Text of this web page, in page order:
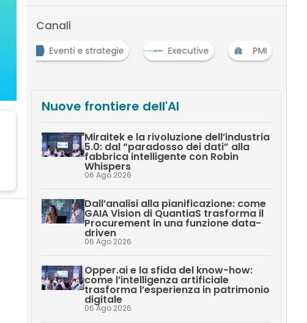
Canali
Eventi e strategie Executive PMI
Nuove frontiere dell'AI
Miraitek e la rivoluzione dell’industria
5.0: dal “paradosso dei dati” alla
fabbrica intelligente con Robin
Whispers
06 Ago 2026
Dall’analisi alla pianificazione: come
GAIA Vision di QuantiaS trasforma il
Procurement in una funzione data-
driven
06 Ago 2026
Opper.ai e la sfida del know-how:
come l’intelligenza artificiale
trasforma l’esperienza in patrimonio
digitale
06 Ago 2026